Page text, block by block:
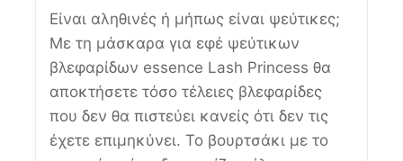
Είναι αληθινές ή μήπως είναι ψεύτικες;
Με τη μάσκαρα για εφέ ψεύτικων
βλεφαρίδων essence Lash Princess θα
αποκτήσετε τόσο τέλειες βλεφαρίδες
που δεν θα πιστεύει κανείς ότι δεν τις
έχετε επιμηκύνει. Το βουρτσάκι με το